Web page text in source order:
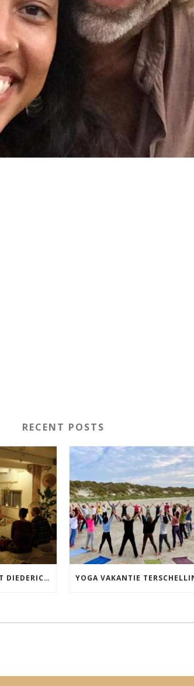
RECENT POSTS
MANTRA ZINGEN MET DIEDERICK IN LEEUWARDEN VRIJDAG 12 JUNI KIRTAN